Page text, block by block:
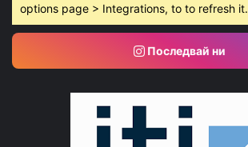
options page > Integrations, to to refresh it.
Последвай ни